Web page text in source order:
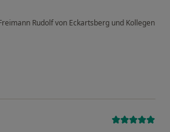
Rudolf von Eckartsberg und Kollegen